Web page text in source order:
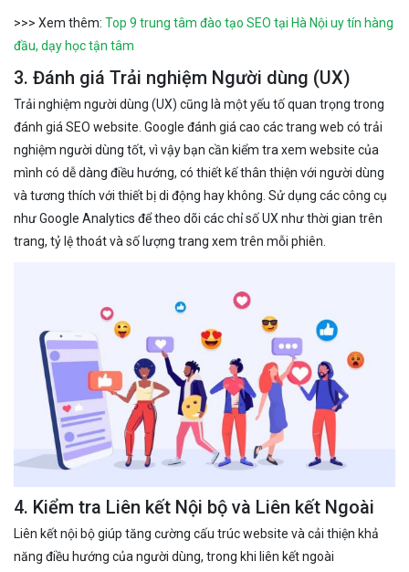
>>> Xem thêm: Top 9 trung tâm đào tạo SEO tại Hà Nội uy tín hàng
đầu, dạy học tận tâm
3. Đánh giá Trải nghiệm Người dùng (UX)
Trải nghiệm người dùng (UX) cũng là một yếu tố quan trọng trong
đánh giá SEO website. Google đánh giá cao các trang web có trải
nghiệm người dùng tốt, vì vậy bạn cần kiểm tra xem website của
mình có dễ dàng điều hướng, có thiết kế thân thiện với người dùng
và tương thích với thiết bị di động hay không. Sử dụng các công cụ
như Google Analytics để theo dõi các chỉ số UX như thời gian trên
trang, tỷ lệ thoát và số lượng trang xem trên mỗi phiên.
4. Kiểm tra Liên kết Nội bộ và Liên kết Ngoài
Liên kết nội bộ giúp tăng cường cấu trúc website và cải thiện khả
năng điều hướng của người dùng, trong khi liên kết ngoài